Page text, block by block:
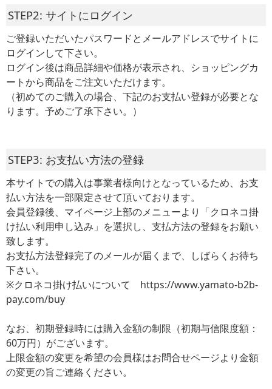
STEP2: サイトにログイン
ご登録いただいたパスワードとメールアドレスでサイトに
ログインして下さい。
ログイン後は商品詳細や価格が表示され、ショッピングカ
ートから商品をご注文いただけます。
（初めてのご購入の場合、下記のお支払い登録が必要とな
ります。予めご了承下さい。）
STEP3: お支払い方法の登録
本サイトでの購入は事業者様向けとなっているため、お支
払い方法を一部限定させて頂いております。
会員登録後、マイページ上部のメニューより「クロネコ掛
け払い利用申し込み」を選択し、支払方法の登録をお願い
致します。
お支払方法登録完了のメールが届くまで、しばらくお待ち
下さい。
※クロネコ掛け払いについて https://www.yamato-b2b-
pay.com/buy
なお、初期登録時には購入金額の制限（初期与信限度額：
60万円）がございます。
上限金額の変更を希望の会員様はお問合せページより金額
の変更の旨ご連絡ください。